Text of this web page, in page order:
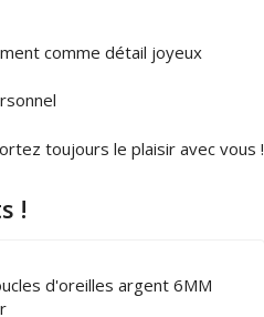
comme détail joyeux
toujours le plaisir avec vous !
!